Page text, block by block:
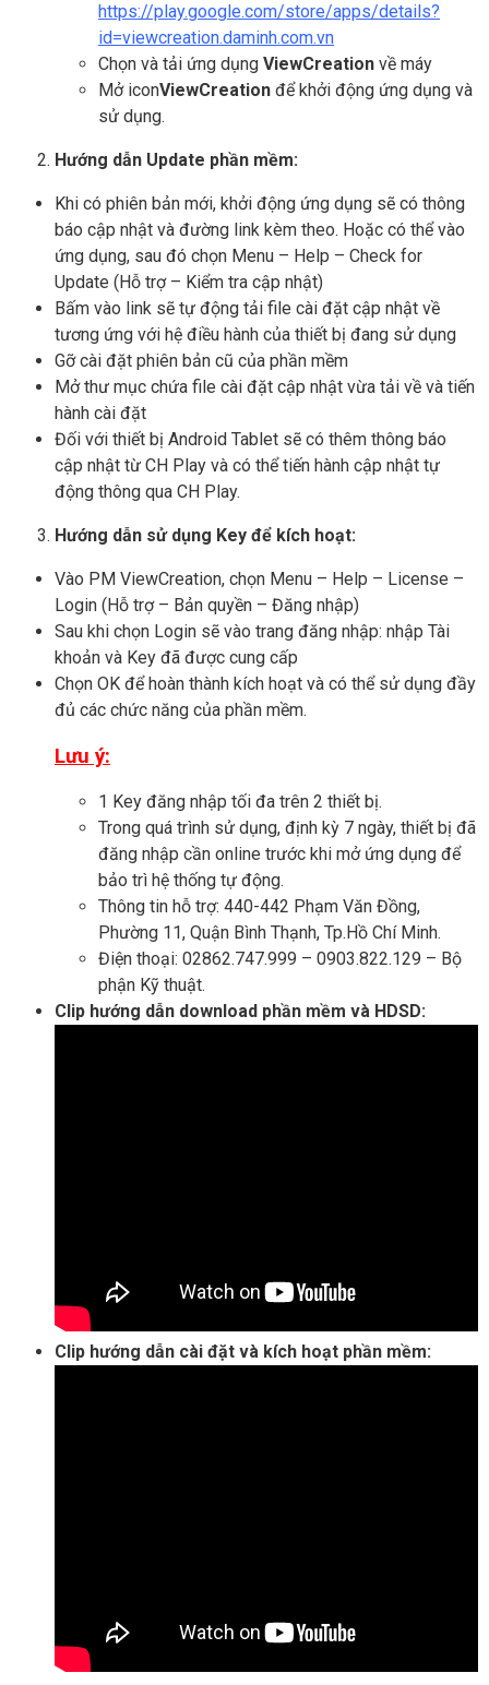
https://play.google.com/store/apps/details?
id=viewcreation.daminh.com.vn
Chọn và tải ứng dụng ViewCreation về máy
Mở iconViewCreation để khởi động ứng dụng và
sử dụng.
Hướng dẫn Update phần mềm:
Khi có phiên bản mới, khởi động ứng dụng sẽ có thông
báo cập nhật và đường link kèm theo. Hoặc có thể vào
ứng dụng, sau đó chọn Menu – Help – Check for
Update (Hỗ trợ – Kiểm tra cập nhật)
Bấm vào link sẽ tự động tải file cài đặt cập nhật về
tương ứng với hệ điều hành của thiết bị đang sử dụng
Gỡ cài đặt phiên bản cũ của phần mềm
Mở thư mục chứa file cài đặt cập nhật vừa tải về và tiến
hành cài đặt
Đối với thiết bị Android Tablet sẽ có thêm thông báo
cập nhật từ CH Play và có thể tiến hành cập nhật tự
động thông qua CH Play.
Hướng dẫn sử dụng Key để kích hoạt:
Vào PM ViewCreation, chọn Menu – Help – License –
Login (Hỗ trợ – Bản quyền – Đăng nhập)
Sau khi chọn Login sẽ vào trang đăng nhập: nhập Tài
khoản và Key đã được cung cấp
Chọn OK để hoàn thành kích hoạt và có thể sử dụng đầy
đủ các chức năng của phần mềm.
Lưu ý:
1 Key đăng nhập tối đa trên 2 thiết bị.
Trong quá trình sử dụng, định kỳ 7 ngày, thiết bị đã
đăng nhập cần online trước khi mở ứng dụng để
bảo trì hệ thống tự động.
Thông tin hỗ trợ: 440-442 Phạm Văn Đồng,
Phường 11, Quận Bình Thạnh, Tp.Hồ Chí Minh.
Điện thoại: 02862.747.999 – 0903.822.129 – Bộ
phận Kỹ thuật.
Clip hướng dẫn download phần mềm và HDSD:
Clip hướng dẫn cài đặt và kích hoạt phần mềm: